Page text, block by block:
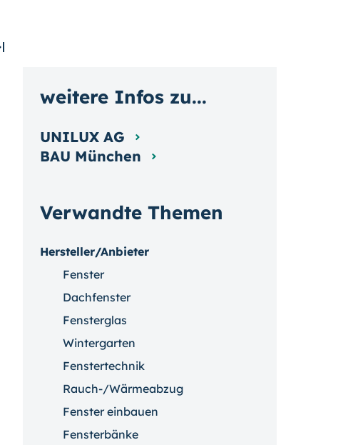
Verwandte Themen
Hersteller/Anbieter
Fenster
Dachfenster
Fensterglas
Wintergarten
Fenstertechnik
Rauch-/Wärmeabzug
Fenster einbauen
Fensterbänke
weitere Infos zu...
UNILUX AG
BAU München